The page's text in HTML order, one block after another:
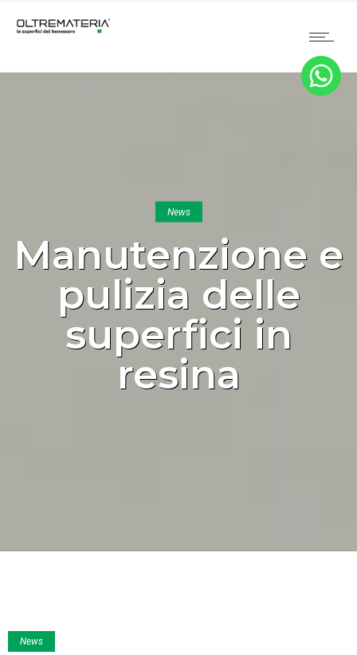
News
Manutenzione e
pulizia delle
superfici in
resina
News